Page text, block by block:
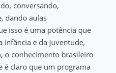
conversando,
dando aulas
isso é uma potência que
infância e da juventude,
o conhecimento brasileiro
é claro que um programa